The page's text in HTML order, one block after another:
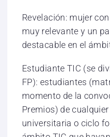
Revelación: mujer
muy relevante y un
destacable en el
Estudiante TIC (se
FP): estudiantes
momento de la
Premios) de
universitaria o ciclo